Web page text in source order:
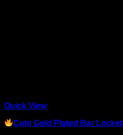
Quick View
Cute Gold Plated Bar Locket